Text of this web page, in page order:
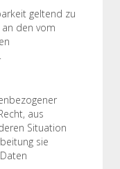
geltend zu
den vom
aus
Situation
sie